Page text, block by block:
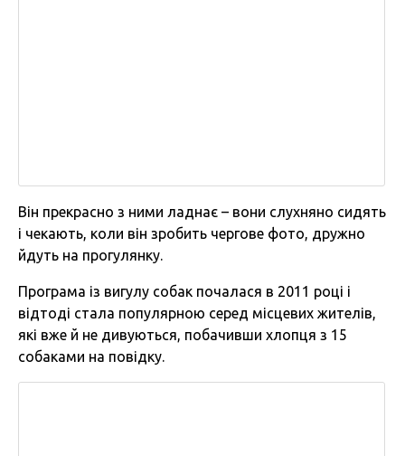
Він прекрасно з ними ладнає – вони слухняно сидять
і чекають, коли він зробить чергове фото, дружно
йдуть на прогулянку.
Програма із вигулу собак почалася в 2011 році і
відтоді стала популярною серед місцевих жителів,
які вже й не дивуються, побачивши хлопця з 15
собаками на повідку.